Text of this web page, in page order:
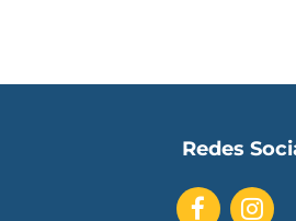
Redes